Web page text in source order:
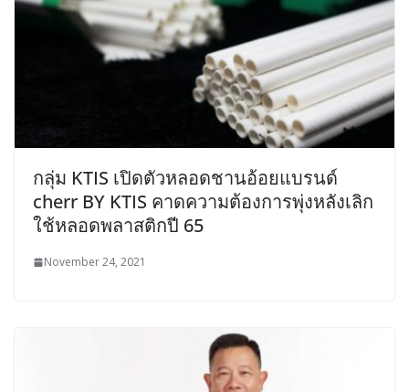
กลุ่ม KTIS เปิดตัวหลอดชานอ้อยแบรนด์
cherr BY KTIS คาดความต้องการพุ่งหลังเลิก
ใช้หลอดพลาสติกปี 65
November 24, 2021